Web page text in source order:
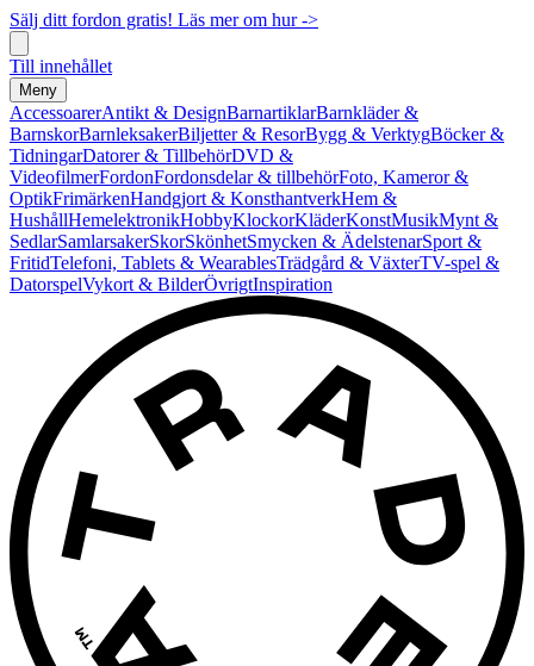
Sälj ditt fordon gratis! Läs mer om hur ->
Till innehållet
Meny
AccessoarerAntikt & DesignBarnartiklarBarnkläder &
BarnskorBarnleksakerBiljetter & ResorBygg & VerktygBöcker &
TidningarDatorer & TillbehörDVD &
VideofilmerFordonFordonsdelar & tillbehörFoto, Kameror &
OptikFrimärkenHandgjort & KonsthantverkHem &
HushållHemelektronikHobbyKlockorKläderKonstMusikMynt &
SedlarSamlarsakerSkorSkönhetSmycken & ÄdelstenarSport &
FritidTelefoni, Tablets & WearablesTrädgård & VäxterTV-spel &
DatorspelVykort & BilderÖvrigtInspiration